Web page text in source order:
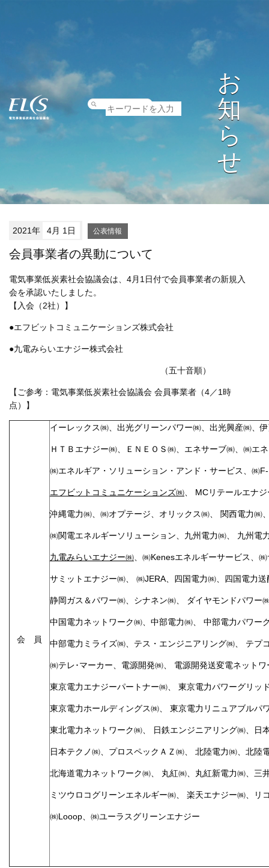
お
知
ら
せ
2021年 4月 1日 公表情報
会員事業者の異動について
電気事業低炭素社会協議会は、4月1日付で会員事業者の新規入
会を承認いたしました。
【入会（2社）】
●エフビットコミュニケーションズ株式会社
●九電みらいエナジー株式会社
（五十音順）
【ご参考：電気事業低炭素社会協議会 会員事業者（4／1時
点）】
会 員
イーレックス㈱、出光グリーンパワー㈱、出光興産㈱、
ＨＴＢエナジー㈱、ＥＮＥＯＳ㈱、エネサーブ㈱、㈱エ
㈱エネルギア・ソリューション・アンド・サービス、㈱
エフビットコミュニケーションズ㈱、 MCリテールエナ
沖縄電力㈱、㈱オプテージ、オリックス㈱、 関西電力㈱
㈱関電エネルギーソリューション、九州電力㈱、 九州電
九電みらいエナジー㈱、㈱Kenesエネルギーサービス、
サミットエナジー㈱、 ㈱JERA、四国電力㈱、四国電力送
静岡ガス＆パワー㈱、シナネン㈱、 ダイヤモンドパワー
中国電力ネットワーク㈱、中部電力㈱、 中部電力パワー
中部電力ミライズ㈱、テス・エンジニアリング㈱、 テプ
㈱テレ･マーカー、電源開発㈱、 電源開発送変電ネット
東京電力エナジーパートナー㈱、 東京電力パワーグリッ
東京電力ホールディングス㈱、 東京電力リニュアブルパ
東北電力ネットワーク㈱、 日鉄エンジニアリング㈱、日
日本テクノ㈱、プロスペックＡＺ㈱、 北陸電力㈱、北陸
北海道電力ネットワーク㈱、 丸紅㈱、丸紅新電力㈱、三
ミツウロコグリーンエネルギー㈱、 楽天エナジー㈱、リ
㈱Looop、㈱ユーラスグリーンエナジ